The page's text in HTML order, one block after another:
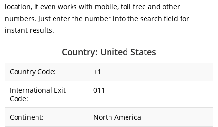
location, it even works with mobile, toll free and other
numbers. Just enter the number into the search field for
instant results.
Country: United States
Country Code:
+1
International Exit
Code:
011
Continent:
North America